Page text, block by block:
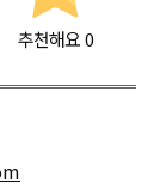
추천해요 0